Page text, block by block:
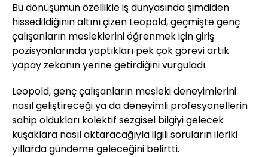
Bu dönüşümün özellikle iş dünyasında şimdiden
hissedildiğinin altını çizen Leopold, geçmişte genç
çalışanların mesleklerini öğrenmek için giriş
pozisyonlarında yaptıkları pek çok görevi artık
yapay zekanın yerine getirdiğini vurguladı.
Leopold, genç çalışanların mesleki deneyimlerini
nasıl geliştireceği ya da deneyimli profesyonellerin
sahip oldukları kolektif sezgisel bilgiyi gelecek
kuşaklara nasıl aktaracağıyla ilgili soruların ileriki
yıllarda gündeme geleceğini belirtti.